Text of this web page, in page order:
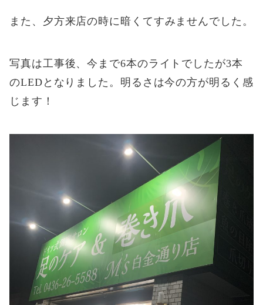
また、夕方来店の時に暗くてすみませんでした。
写真は工事後、今まで6本のライトでしたが3本
のLEDとなりました。明るさは今の方が明るく感
じます！